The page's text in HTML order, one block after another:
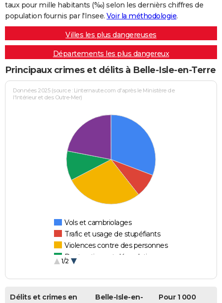
taux pour mille habitants (‰) selon les dernièrs chiffres de
population fournis par l'Insee. Voir la méthodologie.
Villes les plus dangereuses
Départements les plus dangereux
Principaux crimes et délits à Belle-Isle-en-Terre
Données 2025 (source : Linternaute.com d'après le Ministère de
l'Intérieur et des Outre-Mer)
Vols et cambriolages
Trafic et usage de stupéfiants
Violences contre des personnes
Destructions et dégradations
1/2
Délits et crimes en
Belle-Isle-en-
Pour 1 000